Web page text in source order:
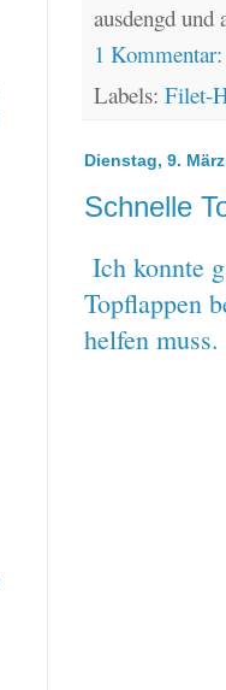
ausdengd
1
Labels: Filet-
Dienstag, 9.
Schnelle
Ich konnte
Topflappen
helfen muss.